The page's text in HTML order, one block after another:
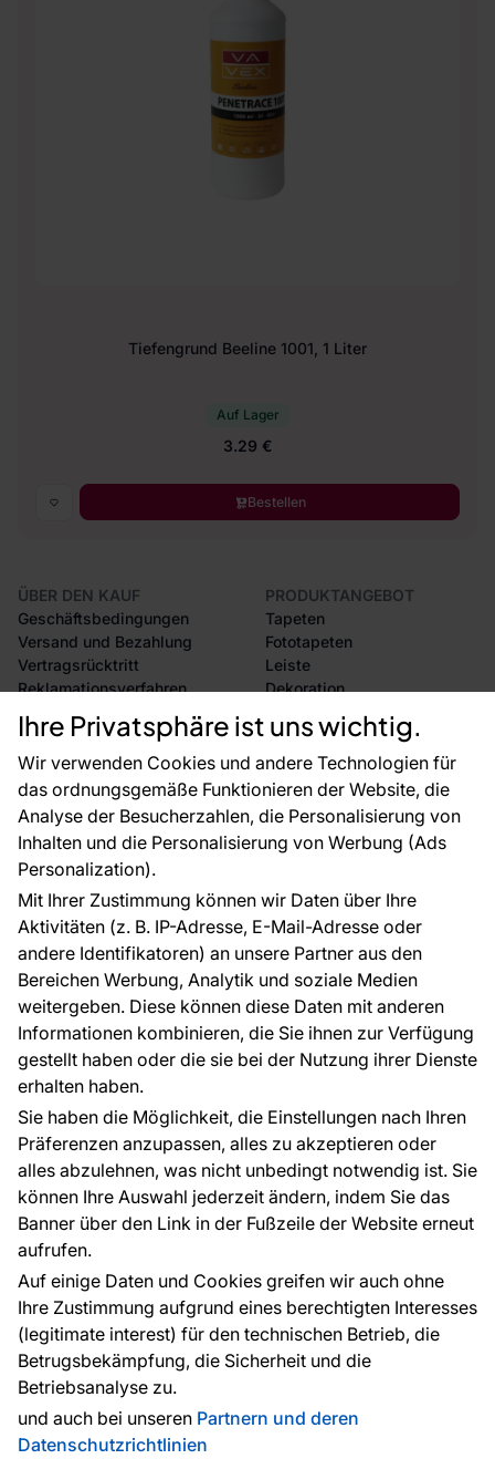
Ihre Privatsphäre ist uns wichtig.
Wir verwenden Cookies und andere Technologien für
das ordnungsgemäße Funktionieren der Website, die
Analyse der Besucherzahlen, die Personalisierung von
Inhalten und die Personalisierung von Werbung (Ads
Personalization).
Mit Ihrer Zustimmung können wir Daten über Ihre
Aktivitäten (z. B. IP-Adresse, E-Mail-Adresse oder
andere Identifikatoren) an unsere Partner aus den
Bereichen Werbung, Analytik und soziale Medien
weitergeben. Diese können diese Daten mit anderen
Informationen kombinieren, die Sie ihnen zur Verfügung
gestellt haben oder die sie bei der Nutzung ihrer Dienste
erhalten haben.
Sie haben die Möglichkeit, die Einstellungen nach Ihren
Präferenzen anzupassen, alles zu akzeptieren oder
alles abzulehnen, was nicht unbedingt notwendig ist. Sie
können Ihre Auswahl jederzeit ändern, indem Sie das
Banner über den Link in der Fußzeile der Website erneut
aufrufen.
Auf einige Daten und Cookies greifen wir auch ohne
Ihre Zustimmung aufgrund eines berechtigten Interesses
(legitimate interest) für den technischen Betrieb, die
Betrugsbekämpfung, die Sicherheit und die
Betriebsanalyse zu.
und auch bei unseren Partnern und deren
Datenschutzrichtlinien
Tiefengrund Beeline 1001, 1 Liter
Auf Lager
3.29 €
Bestellen
ÜBER DEN KAUF
Geschäftsbedingungen
Versand und Bezahlung
Vertragsrücktritt
Reklamationsverfahren
Rücksendung von Waren
CE-Zertifizierung
Großhandel
Raumvisualisierung
PRODUKTANGEBOT
Tapeten
Fototapeten
Leiste
Dekoration
Selbstklebende Folien
Zubehör
Tapetenmuster
FÜR SIE
Blog
EU-Projekte
Ratschläge und Tipps
FAQ
ÜBER DAS UNTERNEHMEN
Kontakt
Haben Sie Fragen? Wir helfen Ihnen gerne weiter
und beraten Sie persönlich.
+49 781 95633072
service@tapeteneshop.de
Zahlungsarten:
Die Zahlungen werden geleistet von:
Schutz personenbezogener Daten